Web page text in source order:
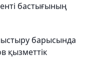
бастығының
барысында
қызметтік